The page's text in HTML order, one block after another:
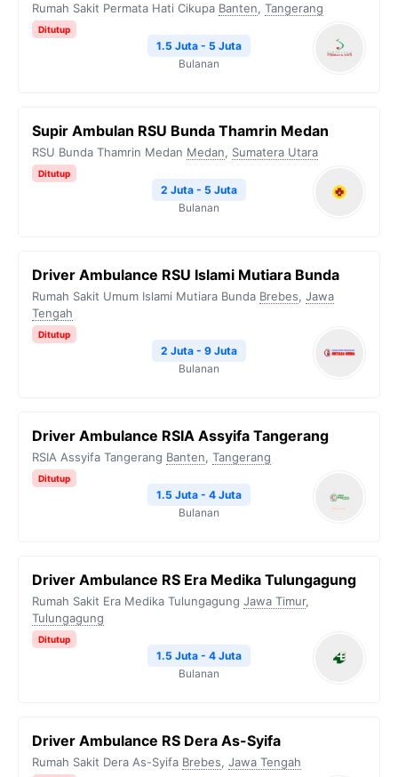
Rumah Sakit Permata Hati Cikupa Banten, Tangerang
Ditutup
1.5 Juta - 5 Juta
Bulanan
Supir Ambulan RSU Bunda Thamrin Medan
RSU Bunda Thamrin Medan Medan, Sumatera Utara
Ditutup
2 Juta - 5 Juta
Bulanan
Driver Ambulance RSU Islami Mutiara Bunda
Rumah Sakit Umum Islami Mutiara Bunda Brebes, Jawa
Tengah
Ditutup
2 Juta - 9 Juta
Bulanan
Driver Ambulance RSIA Assyifa Tangerang
RSIA Assyifa Tangerang Banten, Tangerang
Ditutup
1.5 Juta - 4 Juta
Bulanan
Driver Ambulance RS Era Medika Tulungagung
Rumah Sakit Era Medika Tulungagung Jawa Timur,
Tulungagung
Ditutup
1.5 Juta - 4 Juta
Bulanan
Driver Ambulance RS Dera As-Syifa
Rumah Sakit Dera As-Syifa Brebes, Jawa Tengah